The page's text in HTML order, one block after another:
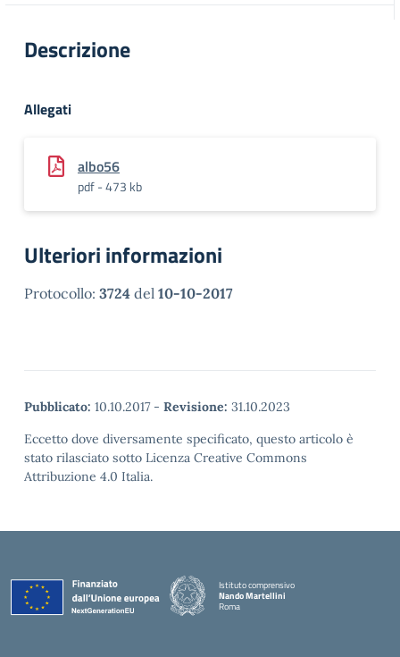
Descrizione
Allegati
albo56
pdf - 473 kb
Ulteriori informazioni
Protocollo: 3724 del 10-10-2017
Pubblicato: 10.10.2017 - Revisione: 31.10.2023
Eccetto dove diversamente specificato, questo articolo è
stato rilasciato sotto Licenza Creative Commons
Attribuzione 4.0 Italia.
Istituto comprensivo
Nando Martellini
Roma